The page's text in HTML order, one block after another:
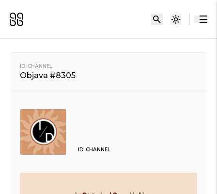
ID CHANNEL
Objava #8305
ID CHANNEL